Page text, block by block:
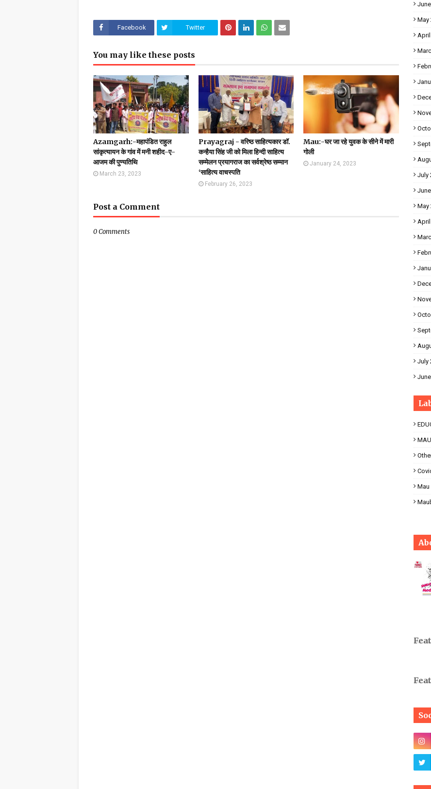
Facebook Twitter
You may like these posts
Azamgarh:-महापंडित राहुल
सांकृत्यायन के गांव में मनी शहीद-ए-
आजम की पुण्यतिथि
March 23, 2023
Prayagraj - वरिष्ठ साहित्यकार डॉ.
कन्हैया सिंह जी को मिला हिन्दी साहित्य
सम्मेलन प्रयागराज का सर्वश्रेष्ठ सम्मान
‘साहित्य वाचस्पति
February 26, 2023
Mau:-घर जा रहे युवक के सीने में मारी
गोली
January 24, 2023
Post a Comment
0 Comments
May
July
May
April
July
Mau